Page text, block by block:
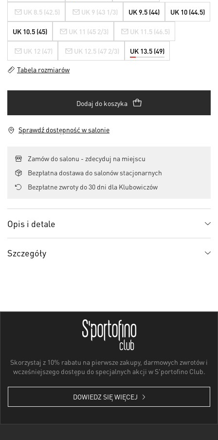
UK 8.5 (42.5) UK 9 (43 1/3) UK 9.5 (44) UK 10 (44.5)
UK 10.5 (45) UK 11 (45 2/3) UK 11.5 (46.5)
UK 12 (47) UK 12.5 (47 2/3) UK 13.5 (49)
Tabela rozmiarów
Dodaj do koszyka
Sprawdź dostępność w salonie
Zamów do salonu - zdecyduj na miejscu
Bezpłatna dostawa do salonów stacjonarnych
Bezpłatne zwroty do 30 dni dla Klubowiczów
Opis i detale
Szczegóły
Skorzystaj z 10% rabatu na pierwsze zakupy, darmowych zwrotów i
wcześniejszego dostępu do specjalnych akcji w S'portofino Club.
DOWIEDZ SIĘ WIĘCEJ